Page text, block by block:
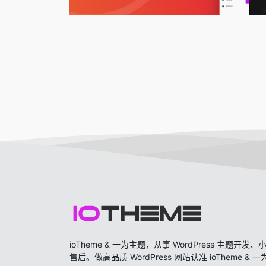
ioTheme & 一为主题，从事 WordPress 主题开发、
售后。做高品质 WordPress 网站认准 ioTheme & 一